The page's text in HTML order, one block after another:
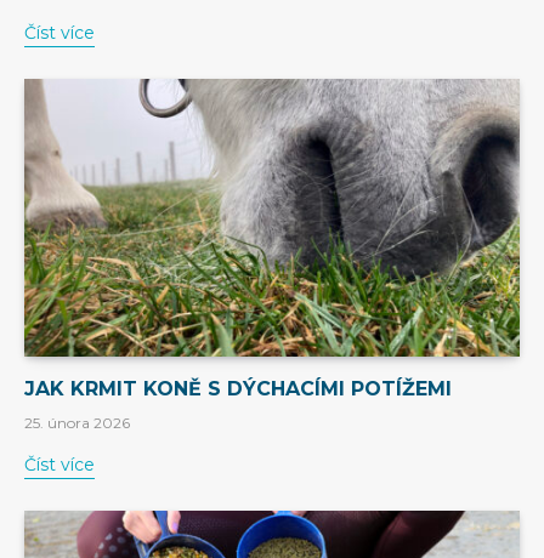
Číst více
JAK KRMIT KONĚ S DÝCHACÍMI POTÍŽEMI
25. února 2026
Číst více